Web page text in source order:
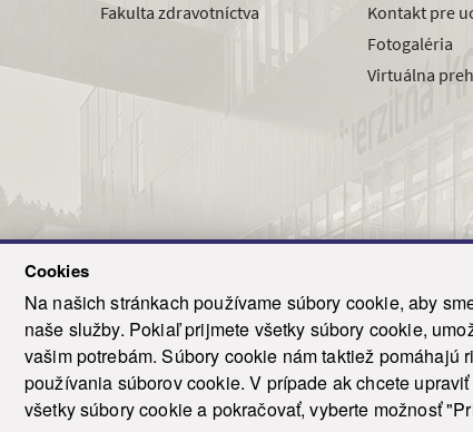
Cookies
Na našich stránkach používame súbory cookie, aby
naše služby. Pokiaľ prijmete všetky súbory cookie,
vašim potrebám. Súbory cookie nám taktiež
používania súborov cookie. V prípade ak chcete
všetky súbory cookie a pokračovať, vyberte možnosť
Fakulta zdravotníctva
Kontakt pre
Fotogaléria
Virtuálna
©